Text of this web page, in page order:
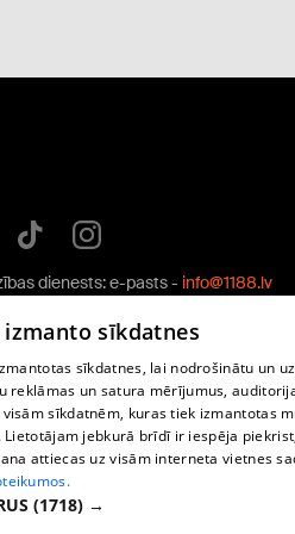
dienests: e-pasts - info@1188.lv
2026 SIA HELIO MEDIA.
sīkdatnes
sīkdatnes, lai nodrošinātu un
reklāmas un satura mērījumus,
sīkdatnēm, kuras tiek izmantotas
jebkurā brīdī ir iespēja
attiecas uz visām interneta vietnes
(1718) →